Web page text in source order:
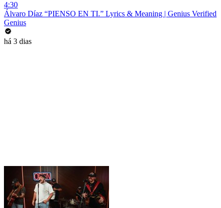
4:30
Álvaro Díaz “PIENSO EN TI.” Lyrics & Meaning | Genius Verified
Genius
há 3 dias